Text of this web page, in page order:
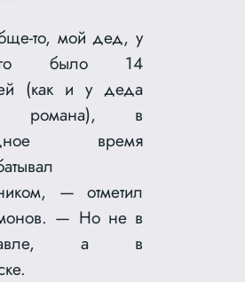
то, мой дед, у
было 14
(как и у деда
романа), в
время
— отметил
— Но не в
а в